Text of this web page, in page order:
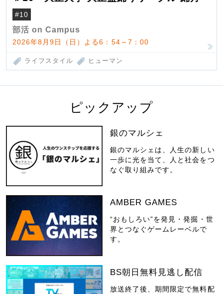
#10
部活 on Campus
2026年8月9日（日）よる6：54～7：00
ライフスタイル ヒューマン
ピックアップ
銀のマルシェ
銀のマルシェは、人生の新しい
一歩に光を当て、人と社会をつ
なぐ取り組みです。
AMBER GAMES
“おもしろい”を発見・発掘・世
界とつなぐゲームレーベルで
す。
BS朝日無料見逃し配信
放送終了後、期間限定で無料配